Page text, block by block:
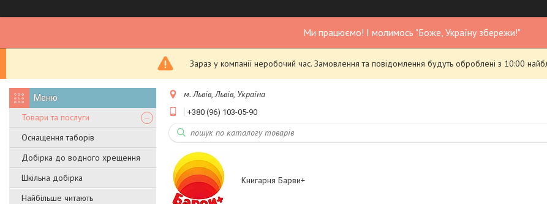
Ми працюємо! І молимось "Боже, Україну збережи!"
Зараз у компанії неробочий час. Замовлення та повідомлення будуть оброблені з 10:00
Товари та послуги
Оснащення таборів
Добірка до водного хрещення
Шкільна добірка
Найбільше читають
м. Львів, Львів, Україна
+380 (96) 103-05-90
Книгарня Барви+